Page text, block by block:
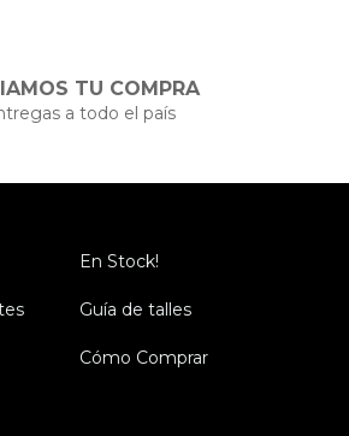
TU COMPRA
a todo el país
En Stock!
Guía de talles
Cómo Comprar